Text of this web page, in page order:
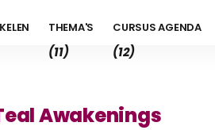
THEMA'S
(11)
CURSUS AGENDA
(12)
Awakenings